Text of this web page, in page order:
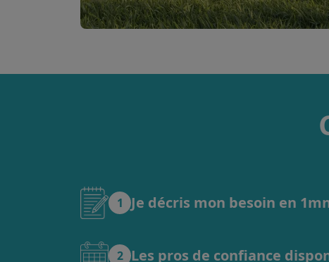
1 Je décris mon besoin en
2 Les pros de confiance